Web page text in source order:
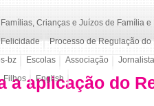
Crianças e Juízos de Família e
Processo de Regulação
bz Escolas Associação
Filhos English
a aplicação do